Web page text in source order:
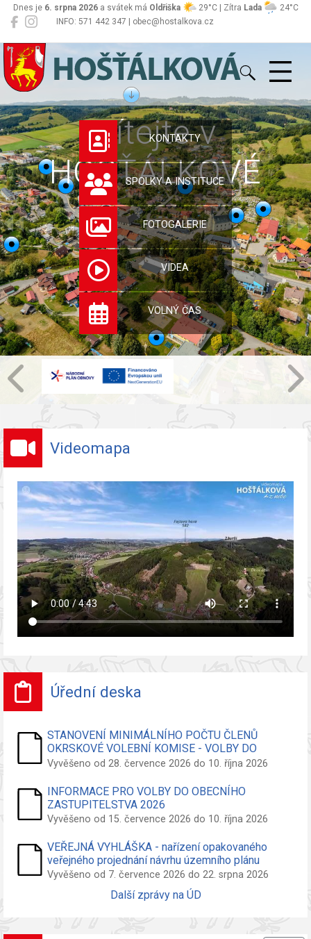
INFO: 571 442 347 | obec@hostalkova.cz
Dnes je 6. srpna 2026a svátek má Oldřiška 29°C | Zítra Lada 24°C
Hošťálková
Vítejte v
HOŠŤÁLKOVÉ
KONTAKTY
SPOLKY A INSTITUCE
FOTOGALERIE
VIDEA
VOLNÝ ČAS
Videomapa
Úřední deska
STANOVENÍ MINIMÁLNÍHO POČTU ČLENŮ
OKRSKOVÉ VOLEBNÍ KOMISE - VOLBY DO
ZASTUPITELSTVA OBCE
Vyvěšeno od 28. července 2026 do 10. října 2026
INFORMACE PRO VOLBY DO OBECNÍHO
ZASTUPITELSTVA 2026
Vyvěšeno od 15. července 2026 do 10. října 2026
VEŘEJNÁ VYHLÁŠKA - nařízení opakovaného
veřejného projednání návrhu územního plánu
Vyvěšeno od 7. července 2026 do 22. srpna 2026
Další zprávy na ÚD